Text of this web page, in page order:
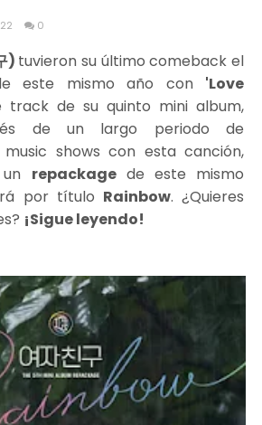
0
) tuvieron su último comeback el
este mismo año con 'Love
de su quinto mini album,
de un largo periodo de
shows con esta canción,
repackagede este mismo
por título Rainbow. ¿Quieres
¡Sigue leyendo!